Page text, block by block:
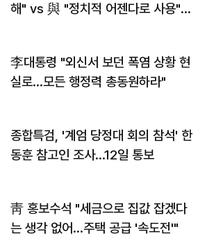
해" vs 與 "정치적 어젠다로 사용"
李대통령 "외신서 보던 폭염 상황 현
실로…모든 행정력 총동원하라"
종합특검, '계엄 당정대 회의 참석' 한
동훈 참고인 조사...12일 통보
靑 홍보수석 "세금으로 집값 잡겠다
는 생각 없어…주택 공급 '속도전'"